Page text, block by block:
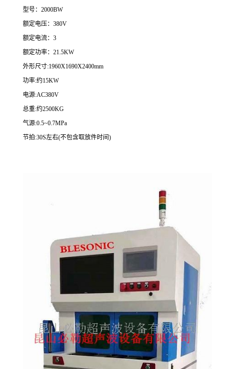
型号：2000BW
额定电压：380V
额定电流：3
额定功率：21.5KW
外形尺寸:1960X1690X2400mm
功率:约15KW
电源:AC380V
总重:约2500KG
气源:0.5~0.7MPa
节拍:30S左右(不包含取放件时间)